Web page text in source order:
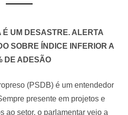
É UM DESASTRE. ALERTA
SOBRE ÍNDICE INFERIOR A
DE ADESÃO
(PSDB) é um entendedor
presente em projetos e
ao setor, o parlamentar veio a